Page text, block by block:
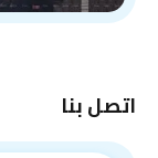
اتصل بنا